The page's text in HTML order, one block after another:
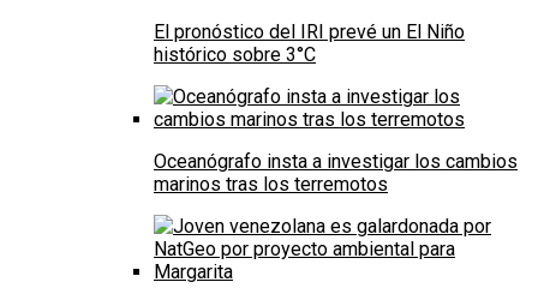
El pronóstico del IRI prevé un El Niño
histórico sobre 3°C
Oceanógrafo insta a investigar los cambios
marinos tras los terremotos